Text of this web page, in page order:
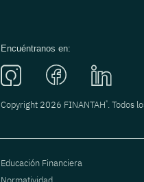
Encuéntranos en:
Copyright 2026 FINANTAH®. Todos
Educación Financiera